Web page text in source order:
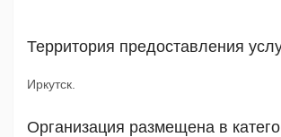
Территория предоставления
Иркутск.
Организация размещена в